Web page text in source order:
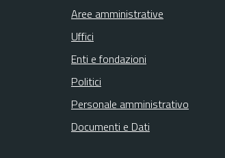
Aree amministrative
Uffici
Enti e fondazioni
Politici
Personale amministrativo
Documenti e Dati